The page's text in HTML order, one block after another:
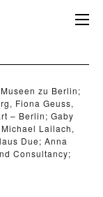
zu Berlin;
Fiona Geuss,
– Berlin; Gaby
Lailach,
Due; Anna
Consultancy;